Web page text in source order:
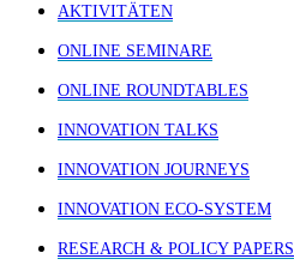
AKTIVITÄTEN
ONLINE SEMINARE
ONLINE ROUNDTABLES
INNOVATION TALKS
INNOVATION JOURNEYS
INNOVATION ECO-SYSTEM
RESEARCH & POLICY PAPERS